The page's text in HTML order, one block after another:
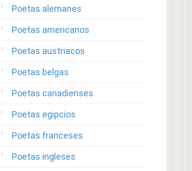
Poetas alemanes
Poetas americanos
Poetas austriacos
Poetas belgas
Poetas canadienses
Poetas egipcios
Poetas franceses
Poetas ingleses